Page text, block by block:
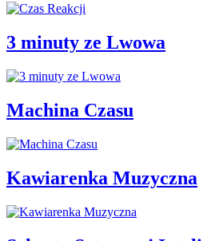
3 minuty ze Lwowa
Machina Czasu
Kawiarenka Muzyczna